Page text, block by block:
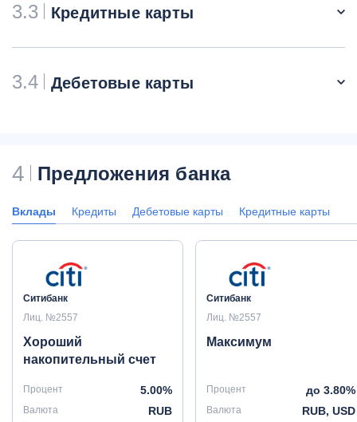
3.3 Кредитные карты
3.4 Дебетовые карты
4 Предложения банка
Вклады Кредиты Дебетовые карты Кредитные карты
Ситибанк
Лиц. №2557
Хороший
накопительный счет
Процент 5.00%
Валюта RUB
Ситибанк
Лиц. №2557
Максимум
Процент до 3.80%
Валюта RUB, USD